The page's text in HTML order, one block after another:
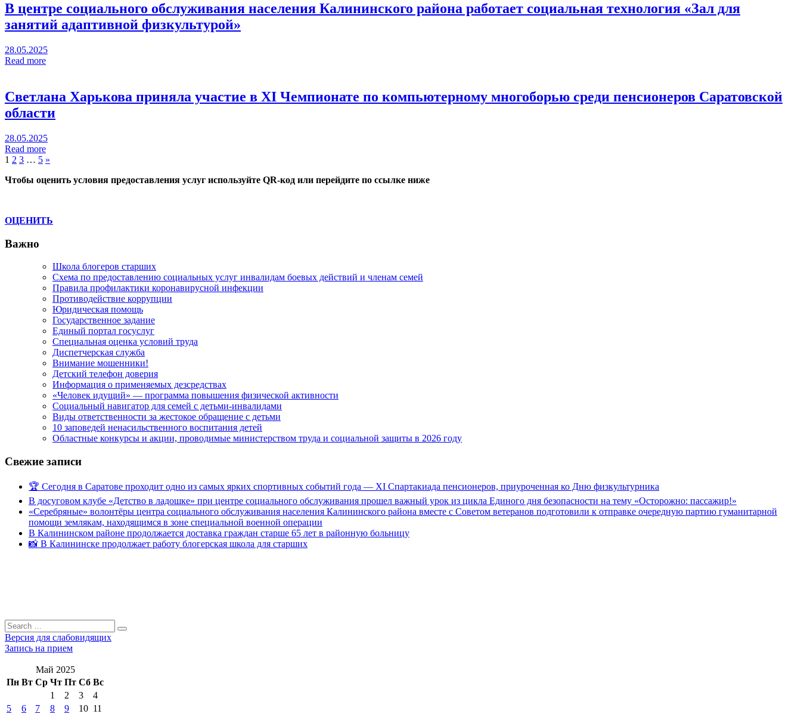
В центре социального обслуживания населения Калининского района работает социальная технология «Зал для
занятий адаптивной физкультурой»
28.05.2025
Read more
Светлана Харькова приняла участие в XI Чемпионате по компьютерному многоборью среди пенсионеров Саратовской
области
28.05.2025
Read more
Пагинация
записей
1 2 3 … 5 Next
»
Чтобы оценить условия предоставления услуг используйте QR-код или перейдите по ссылке ниже
ОЦЕНИТЬ
Важно
Школа блогеров старших
Схема по предоставлению социальных услуг инвалидам боевых действий и членам семей
Правила профилактики коронавирусной инфекции
Противодействие коррупции
Юридическая помощь
Государственное задание
Единый портал госуслуг
Специальная оценка условий труда
Диспетчерская служба
Внимание мошенники!
Детский телефон доверия
Информация о применяемых дезсредствах
«Человек идущий» — программа повышения физической активности
Социальный навигатор для семей с детьми-инвалидами
Виды ответственности за жестокое обращение с детьми
10 заповедей ненасильственного воспитания детей
Областные конкурсы и акции, проводимые министерством труда и социальной защиты в 2026 году
Свежие записи
🏆 Сегодня в Саратове проходит одно из самых ярких спортивных событий года — XI Спартакиада пенсионеров, приуроченная ко Дню физкультурника
В досуговом клубе «Детство в ладошке» при центре социального обслуживания прошел важный урок из цикла Единого дня безопасности на тему «Осторожно: пассажир!»
«Серебряные» волонтёры центра социального обслуживания населения Калининского района вместе с Советом ветеранов подготовили к отправке очередную партию гуманитарной
помощи землякам, находящимся в зоне специальной военной операции
В Калининском районе продолжается доставка граждан старше 65 лет в районную больницу
📸 В Калининске продолжает работу блогерская школа для старших
Search
for:
Search
Версия для слабовидящих
Запись на прием
Май 2025
Пн Вт Ср Чт Пт Сб Вс
1
2 3
4
5
6 7 8 9 10 11